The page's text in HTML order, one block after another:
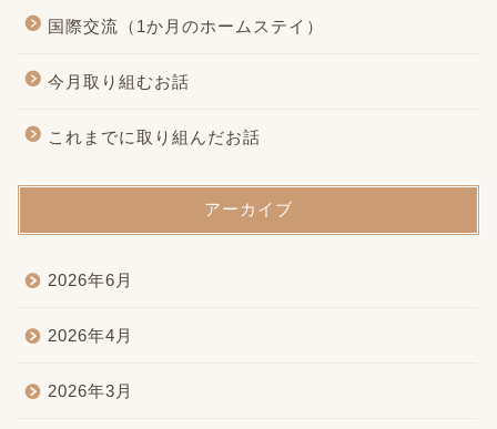
国際交流（1か月のホームステイ）
今月取り組むお話
これまでに取り組んだお話
アーカイブ
2026年6月
2026年4月
2026年3月